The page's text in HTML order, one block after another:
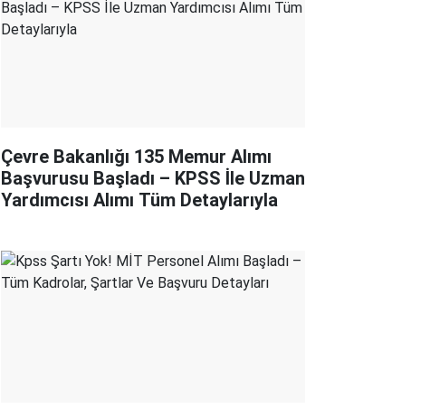
Çevre Bakanlığı 135 Memur Alımı
Başvurusu Başladı – KPSS İle Uzman
Yardımcısı Alımı Tüm Detaylarıyla